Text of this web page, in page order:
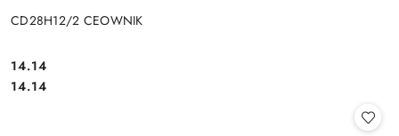
CD28H12/2 CEOWNIK
Cena:
14.14
Cena:
14.14